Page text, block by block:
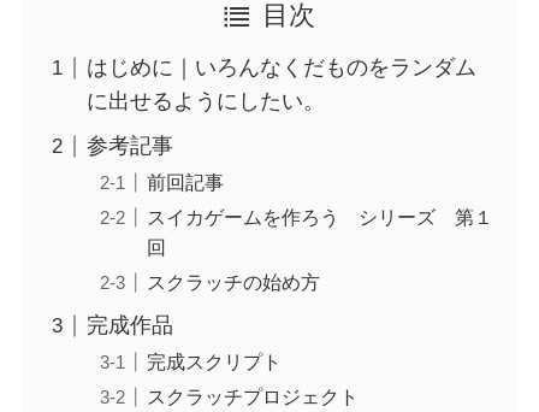
目次
はじめに｜いろんなくだものをランダム
に出せるようにしたい。
参考記事
前回記事
スイカゲームを作ろう シリーズ 第１
回
スクラッチの始め方
完成作品
完成スクリプト
スクラッチプロジェクト